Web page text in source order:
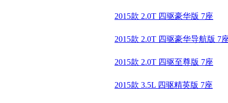
2015款 2.0T 四驱豪华版 7座
2015款 2.0T 四驱豪华导航版 7
2015款 2.0T 四驱至尊版 7座
2015款 3.5L 四驱精英版 7座